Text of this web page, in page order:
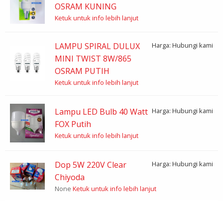
OSRAM KUNING
Ketuk untuk info lebih lanjut
LAMPU SPIRAL DULUX
MINI TWIST 8W/865
OSRAM PUTIH
Harga: Hubungi kami
Ketuk untuk info lebih lanjut
Lampu LED Bulb 40 Watt
FOX Putih
Harga: Hubungi kami
Ketuk untuk info lebih lanjut
Dop 5W 220V Clear
Chiyoda
Harga: Hubungi kami
None Ketuk untuk info lebih lanjut